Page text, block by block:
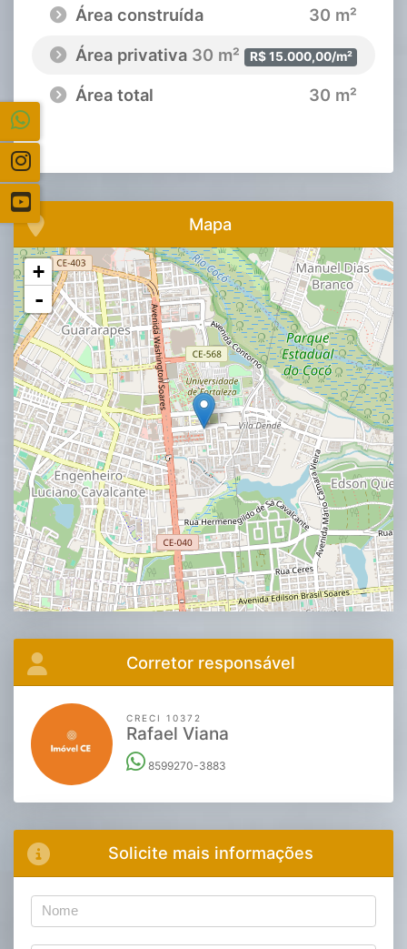
Área construída
30 m²
Área privativa 30 m² R$ 15.000,00/m²
Área total 30 m²
Mapa
+
-
Corretor responsável
CRECI 10372
Rafael Viana
8599270-3883
Solicite mais informações